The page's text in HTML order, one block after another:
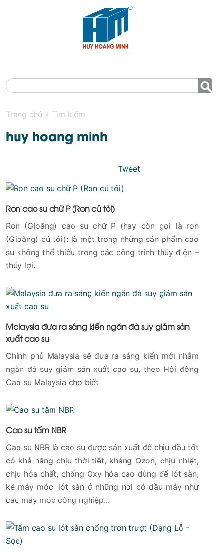
Trang chủ » Tìm kiếm
huy hoang minh
Tweet
Ron cao su chữ P (Ron củ tỏi)
Ron (Gioăng) cao su chữ P (hay còn gọi là ron
(Gioăng) củ tỏi): là một trong những sản phẩm cao
su không thể thiếu trong các công trình thủy điện –
thủy lợi.
Malaysia đưa ra sáng kiến ngăn đà suy giảm sản
xuất cao su
Chính phủ Malaysia sẽ đưa ra sáng kiến mới nhằm
ngăn đà suy giảm sản xuất cao su, theo Hội đồng
Cao su Malaysia cho biết
Cao su tấm NBR
Cao su NBR là cao su được sản xuất để chịu dầu tốt
có khả năng chịu thời tiết, kháng Ozon, chịu nhiệt,
chịu hóa chất, chống Oxy hóa cao dùng để lót sàn,
kê máy móc, lót sàn ở những nơi có dầu máy như
các máy móc công nghiệp...